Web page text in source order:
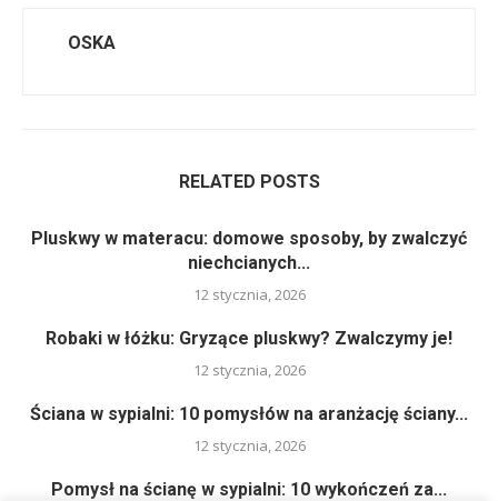
OSKA
RELATED POSTS
Pluskwy w materacu: domowe sposoby, by zwalczyć
niechcianych...
12 stycznia, 2026
Robaki w łóżku: Gryzące pluskwy? Zwalczymy je!
12 stycznia, 2026
Ściana w sypialni: 10 pomysłów na aranżację ściany...
12 stycznia, 2026
Pomysł na ścianę w sypialni: 10 wykończeń za...